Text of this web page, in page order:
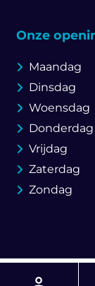
Onze
Maandag
Dinsdag
Woensdag
Donderdag
Vrijdag
Zaterdag
Zondag
© 2026 Brouwer